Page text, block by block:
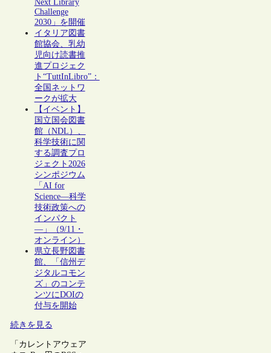
Next Library
Challenge
2030」を開催
イタリア図書
館協会、乳幼
児向け読書推
進プロジェク
ト“TuttInLibro”：
全国ネットワ
ークが拡大
【イベント】
国立国会図書
館（NDL）、
科学技術に関
する調査プロ
ジェクト2026
シンポジウム
「AI for
Science―科学
技術政策への
インパクト
―」（9/11・
オンライン）
県立長野図書
館、「信州デ
ジタルコモン
ズ」のコンテ
ンツにDOIの
付与を開始
続きを見る
「カレントアウェア